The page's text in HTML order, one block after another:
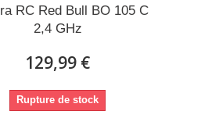
RC Red Bull BO 105 C
2,4 GHz
129,99 €
Rupture de stock